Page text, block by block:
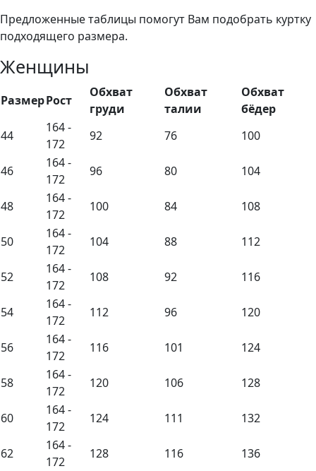
Предложенные таблицы помогут Вам подобрать куртку
подходящего размера.
Женщины
РазмерРост
Обхват
груди
Обхват
талии
Обхват
бёдер
44
164 -
172
92 76 100
46
164 -
172
96 80 104
48
164 -
172
100 84 108
50
164 -
172
104 88 112
52
164 -
172
108 92 116
54
164 -
172
112 96 120
56
164 -
172
116 101 124
58
164 -
172
120 106 128
60
164 -
172
124 111 132
62
164 -
172
128 116 136